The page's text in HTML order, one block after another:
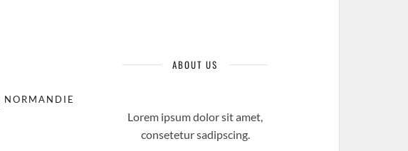
NORMANDIE
ABOUT US
Lorem ipsum dolor sit amet,
consetetur sadipscing.